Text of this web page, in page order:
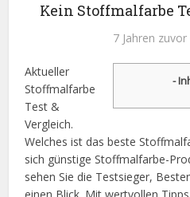
Kein Stoffmalfarbe
7 Jahren zuvor
-
Aktueller
Stoffmalfarbe
Test &
Vergleich.
Welches ist das beste
sich günstige Stoffmalfarbe-
sehen Sie die Testsieger,